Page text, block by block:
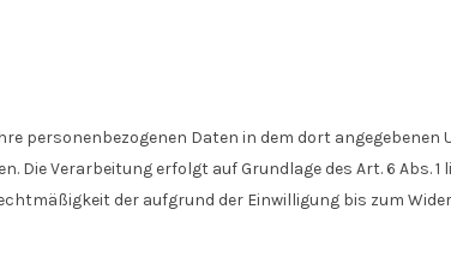
personenbezogenen Daten in dem dort
Die Verarbeitung erfolgt auf Grundlage des Art. 6 Abs.
der aufgrund der Einwilligung bis zum